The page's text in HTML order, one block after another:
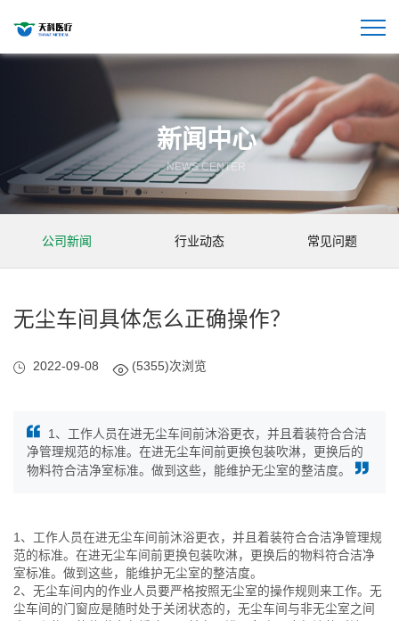
新闻中心
NEWS CENTER
公司新闻 行业动态 常见问题
无尘车间具体怎么正确操作？
2022-09-08 (5355)次浏览
1、工作人员在进无尘车间前沐浴更衣，并且着装符合合洁
净管理规范的标准。在进无尘车间前更换包装吹淋，更换后的
物料符合洁净室标准。做到这些，能维护无尘室的整洁度。
1、工作人员在进无尘车间前沐浴更衣，并且着装符合合洁净管理规
范的标准。在进无尘车间前更换包装吹淋，更换后的物料符合洁净
室标准。做到这些，能维护无尘室的整洁度。
2、无尘车间内的作业人员要严格按照无尘室的操作规则来工作。无
尘车间的门窗应是随时处于关闭状态的，无尘车间与非无尘室之间